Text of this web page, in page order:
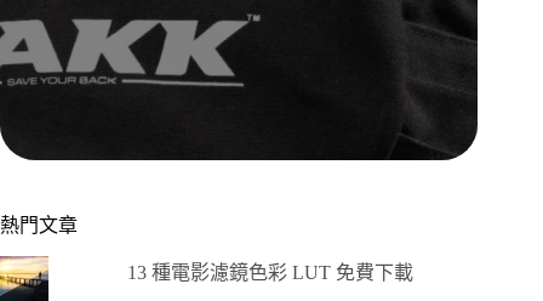
熱門文章
13 種電影濾鏡色彩 LUT 免費下載